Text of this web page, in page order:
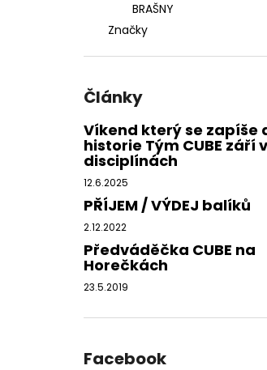
BRAŠNY
Značky
Články
Víkend který se zapíše
historie Tým CUBE září
disciplínách
12.6.2025
PŘÍJEM / VÝDEJ balíků
2.12.2022
Předváděčka CUBE na
Horečkách
23.5.2019
Facebook